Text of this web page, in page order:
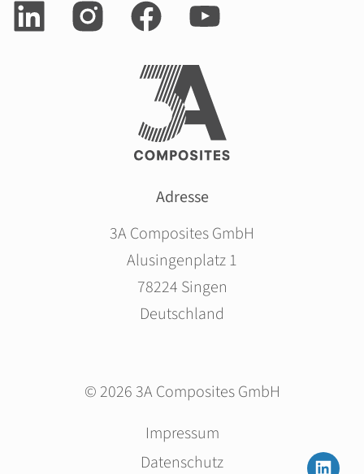
Adresse
3A Composites GmbH
Alusingenplatz 1
78224 Singen
Deutschland
© 2026 3A Composites GmbH
Navigation
überspringen
Impressum
Datenschutz